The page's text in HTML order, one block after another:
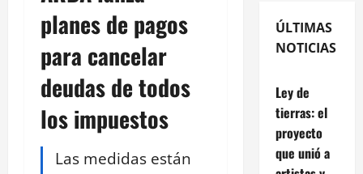
planes de pagos
para cancelar
deudas de todos
los impuestos
Las medidas están
ÚLTIMAS
NOTICIAS
Ley de
tierras: el
proyecto
que unió a